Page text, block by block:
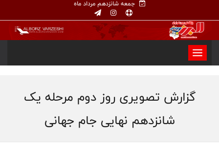
جمعه شانزدهم مرداد ماه
گزارش تصویری روز دوم مرحله یک
شانزدهم نهایی جام جهانی